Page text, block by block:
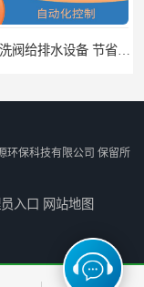
调蓄池冲洗阀给排水设备 节省水资源 提高工作效率
不锈钢渠道闸门环保设备 耐压能力强 适应不同工况的要求
环保科技有限公司 保留所
入口 网站地图